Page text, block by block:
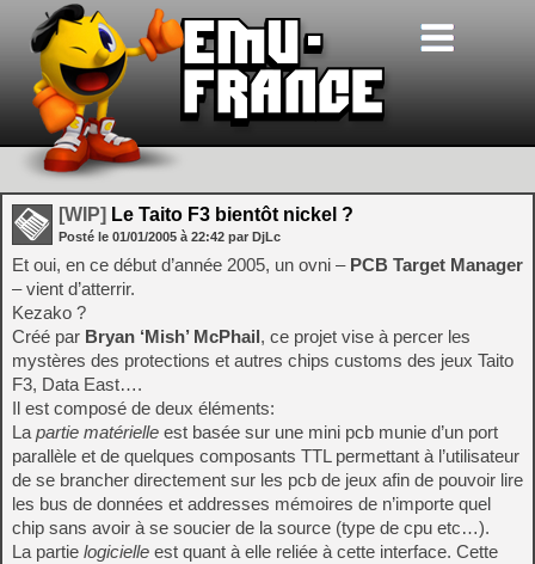
[WIP] Le Taito F3 bientôt nickel ?
Posté le 01/01/2005 à 22:42 par DjLc
Et oui, en ce début d’année 2005, un ovni – PCB Target Manager
– vient d’atterrir.
Kezako ?
Créé par Bryan ‘Mish’ McPhail, ce projet vise à percer les
mystères des protections et autres chips customs des jeux Taito
F3, Data East….
Il est composé de deux éléments:
La partie matérielle est basée sur une mini pcb munie d’un port
parallèle et de quelques composants TTL permettant à l’utilisateur
de se brancher directement sur les pcb de jeux afin de pouvoir lire
les bus de données et addresses mémoires de n’importe quel
chip sans avoir à se soucier de la source (type de cpu etc…).
La partie logicielle est quant à elle reliée à cette interface. Cette